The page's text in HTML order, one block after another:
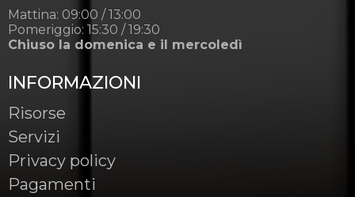
Mattina: 09:00 / 13:00
Pomeriggio: 15:30 / 19:30
Chiuso la domenica e il mercoledì
INFORMAZIONI
Risorse
Servizi
Privacy policy
Pagamenti